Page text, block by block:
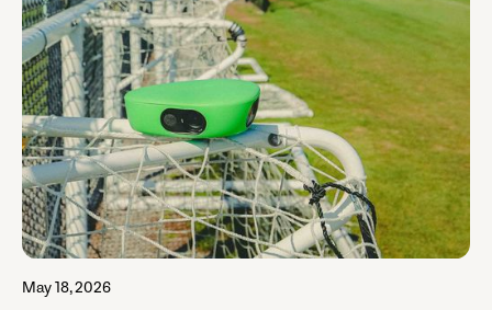
May 18, 2026